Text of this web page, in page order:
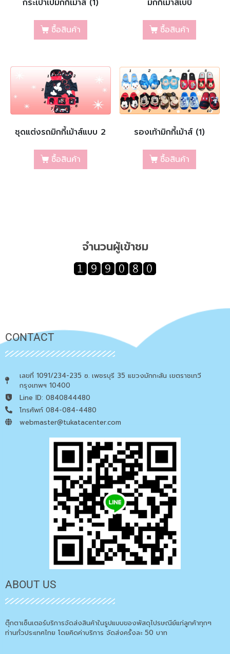
กระเป๋าเป้มิกกี้เม้าส์ (1)
ซื้อสินค้า
มิกกี้เม้าส์เบบี้
ซื้อสินค้า
ชุดแต่งรถมิกกี้เม้าส์แบบ 2
ซื้อสินค้า
รองเท้ามิกกี้เม้าส์ (1)
ซื้อสินค้า
จำนวนผู้เข้าชม
CONTACT
เลขที่ 1091/234-235 ซ. เพชรบุรี 35 แขวงมักกะสัน เขตราชเทวี
กรุงเทพฯ 10400
Line ID: 0840844480
โทรศัพท์ 084-084-4480
webmaster@tukatacenter.com
ABOUT US
ตุ๊กตาเซ็นเตอร์บริการจัดส่งสินค้าในรูปแบบของพัสดุไปรษณีย์แก่ลูกค้าทุกๆ
ท่านทั่วประเทศไทย โดยคิดค่าบริการ จัดส่งครั้งละ 50 บาท